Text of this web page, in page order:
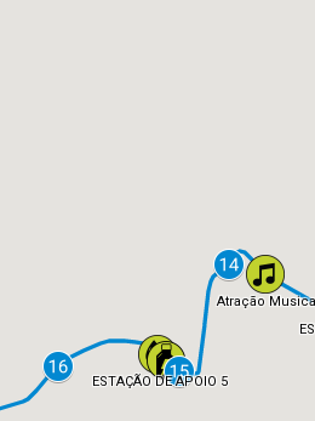
Atração
ESTAÇÃO DE APOIO 5